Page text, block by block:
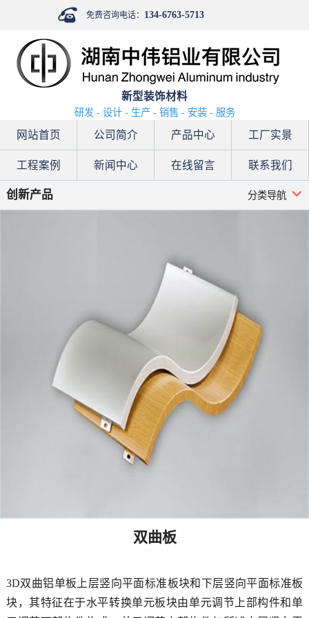
免费咨询电话： 134-6763-5713
新型装饰材料
研发 - 设计 - 生产 - 销售 - 安装 - 服务
网站首页 公司简介 产品中心 工厂实景
工程案例 新闻中心 在线留言 联系我们
创新产品 分类导航
双曲板
3D双曲铝单板上层竖向平面标准板块和下层竖向平面标准板
块，其特征在于水平转换单元板块由单元调节上部构件和单